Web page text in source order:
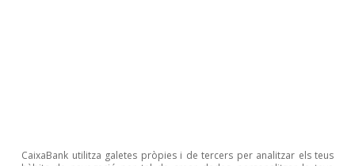
CaixaBank utilitza galetes pròpies i de tercers per analitzar els teus
Equip